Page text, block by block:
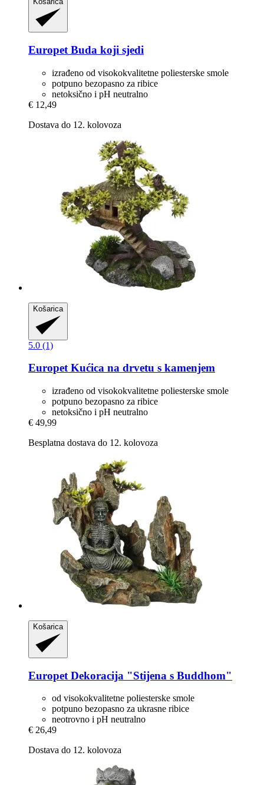
Europet Buda koji sjedi
izrađeno od visokokvalitetne poliesterske smole
potpuno bezopasno za ribice
netoksično i pH neutralno
€ 12,49
Dostava do 12. kolovoza
Košarica
5.0 (1)
EuropetKućica na drvetu s kamenjem
izrađeno od visokokvalitetne poliesterske smole
potpuno bezopasno za ribice
netoksično i pH neutralno
€ 49,99
Besplatna dostava do 12. kolovoza
Košarica
Europet Dekoracija "Stijena s Buddhom"
od visokokvalitetne poliesterske smole
potpuno bezopasno za ukrasne ribice
neotrovno i pH neutralno
€ 26,49
Dostava do 12. kolovoza